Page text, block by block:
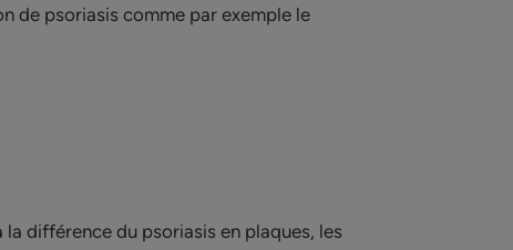
de psoriasis comme par exemple le
différence du psoriasis en plaques, les